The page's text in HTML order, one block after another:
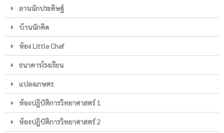
ลานนักประดิษฐ์
บ้านนักคิด
ห้อง Little Chef
ธนาคารโรงเรียน
แปลงเกษตร
ห้องปฎิบัติการวิทยาศาสตร์ 1
ห้องปฎิบัติการวิทยาศาสตร์ 2